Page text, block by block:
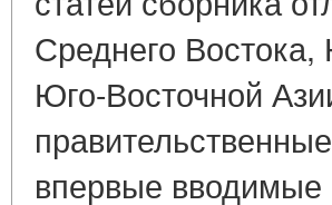
Среднего
Юго-Восточной
впервые